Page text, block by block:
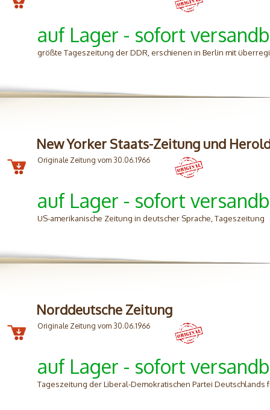
auf Lager - sofort
größte Tageszeitung der DDR, erschienen in Berlin mit
New Yorker Staats-Zeitung und
Originale Zeitung vom 30.06.1966
auf Lager - sofort
US-amerikanische Zeitung in deutscher Sprache, Tageszeitung
Norddeutsche Zeitung
Originale Zeitung vom 30.06.1966
auf Lager - sofort
Tageszeitung der Liberal-Demokratischen Partei